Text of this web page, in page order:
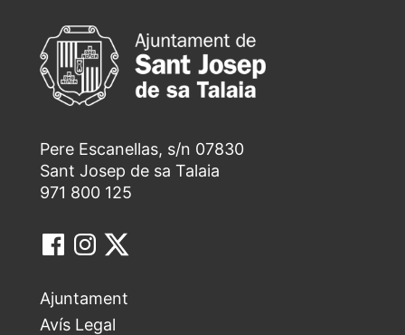
Pere Escanellas, s/n 07830
Sant Josep de sa Talaia
971 800 125
Ajuntament
Avís Legal